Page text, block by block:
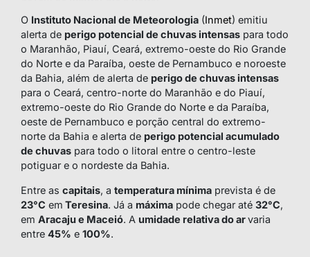
O Instituto Nacional de Meteorologia (Inmet) emitiu
alerta de perigo potencial de chuvas intensas para todo
o Maranhão, Piauí, Ceará, extremo-oeste do Rio Grande
do Norte e da Paraíba, oeste de Pernambuco e noroeste
da Bahia, além de alerta de perigo de chuvas intensas
para o Ceará, centro-norte do Maranhão e do Piauí,
extremo-oeste do Rio Grande do Norte e da Paraíba,
oeste de Pernambuco e porção central do extremo-
norte da Bahia e alerta de perigo potencial acumulado
de chuvas para todo o litoral entre o centro-leste
potiguar e o nordeste da Bahia.
Entre as capitais, a temperatura mínima prevista é de
23°C em Teresina. Já a máxima pode chegar até 32°C,
em Aracaju e Maceió. A umidade relativa do arvaria
entre 45% e 100%.